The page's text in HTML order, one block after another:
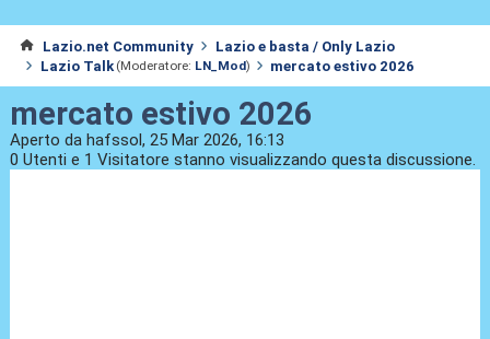
Lazio.net Community
Lazio e basta / Only Lazio
Lazio Talk (Moderatore: LN_Mod) mercato estivo 2026
mercato estivo 2026
Aperto da hafssol, 25 Mar 2026, 16:13
0 Utenti e 1 Visitatore stanno visualizzando questa discussione.